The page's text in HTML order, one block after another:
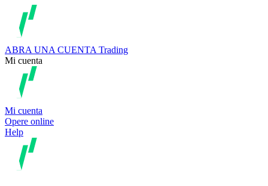
ABRA UNA CUENTA Trading
Mi cuenta
Mi cuenta
Opere online
Help